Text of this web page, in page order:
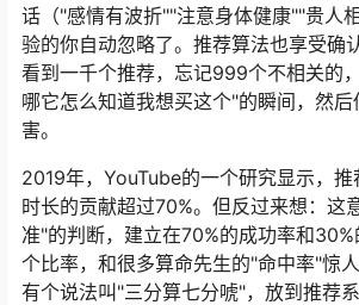
话（"感情有波折""注意身体健康""贵人
验的你自动忽略了。推荐算法也享受确
看到一千个推荐，忘记999个不相关的
哪它怎么知道我想买这个"的瞬间，然
害。
2019年，YouTube的一个研究显示，
时长的贡献超过70%。但反过来想：这
准"的判断，建立在70%的成功率和
个比率，和很多算命先生的"命中率"惊
有个说法叫"三分算七分唬"，放到推荐